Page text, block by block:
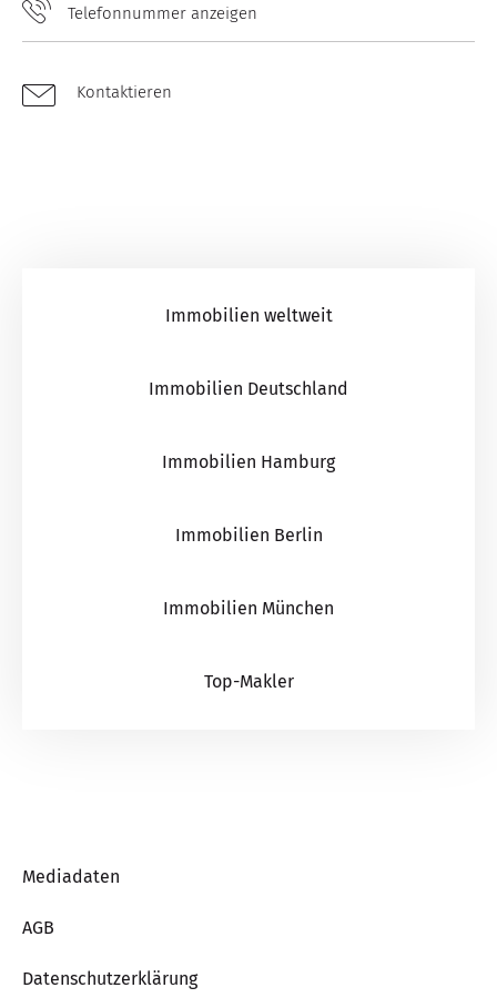
Telefonnummer anzeigen
Kontaktieren
Immobilien weltweit
Immobilien Deutschland
Immobilien Hamburg
Immobilien Berlin
Immobilien München
Top-Makler
Mediadaten
AGB
Datenschutzerklärung